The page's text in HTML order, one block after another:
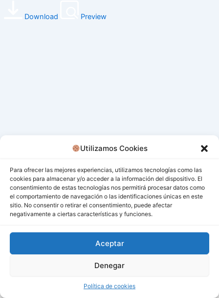
Utilizamos Cookies
Para ofrecer las mejores experiencias, utilizamos tecnologías como las
cookies para almacenar y/o acceder a la información del dispositivo. El
consentimiento de estas tecnologías nos permitirá procesar datos como
el comportamiento de navegación o las identificaciones únicas en este
sitio. No consentir o retirar el consentimiento, puede afectar
negativamente a ciertas características y funciones.
Aceptar
Denegar
Política de cookies
Download Preview
Todos los derechos © 2026 San Miguel De Los Bancos |